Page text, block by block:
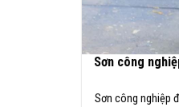
Sơn công
Sơn công nghiệp